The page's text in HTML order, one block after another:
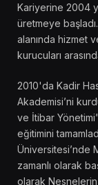
Kariyerine 2004
üretmeye
alanında hizmet
kurucuları
2010'da Kadir
Akademisi’ni
ve İtibar
eğitimini
Üniversitesi’nde
zamanlı olarak
olarak